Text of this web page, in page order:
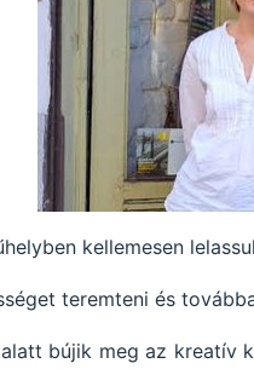
kellemesen
teremteni és
bújik meg az kreatív